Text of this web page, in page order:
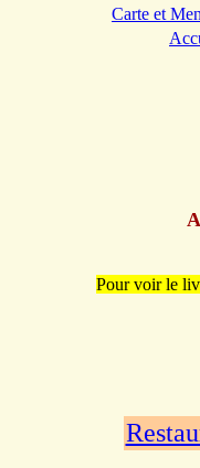
Carte et
Pour voir le